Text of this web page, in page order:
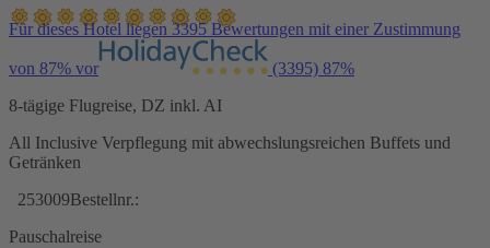
Für dieses Hotel liegen 3395 Bewertungen mit einer Zustimmung
von 87% vor (3395) 87%
8-tägige Flugreise, DZ inkl. AI
All Inclusive Verpflegung mit abwechslungsreichen Buffets und
Getränken
253009Bestellnr.:
Pauschalreise